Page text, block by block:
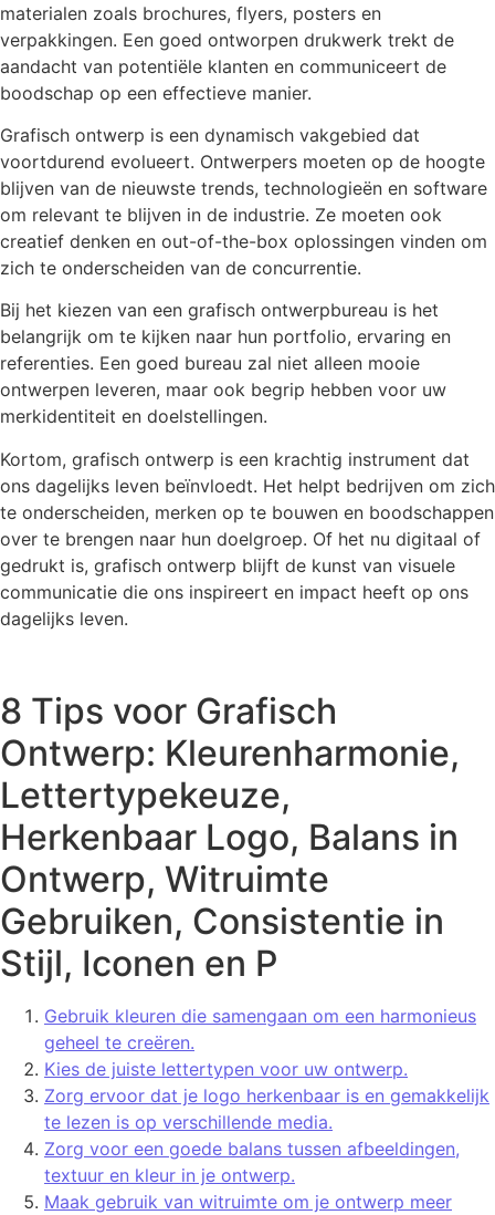
materialen zoals brochures, flyers, posters en
verpakkingen. Een goed ontworpen drukwerk trekt de
aandacht van potentiële klanten en communiceert de
boodschap op een effectieve manier.
Grafisch ontwerp is een dynamisch vakgebied dat
voortdurend evolueert. Ontwerpers moeten op de hoogte
blijven van de nieuwste trends, technologieën en software
om relevant te blijven in de industrie. Ze moeten ook
creatief denken en out-of-the-box oplossingen vinden om
zich te onderscheiden van de concurrentie.
Bij het kiezen van een grafisch ontwerpbureau is het
belangrijk om te kijken naar hun portfolio, ervaring en
referenties. Een goed bureau zal niet alleen mooie
ontwerpen leveren, maar ook begrip hebben voor uw
merkidentiteit en doelstellingen.
Kortom, grafisch ontwerp is een krachtig instrument dat
ons dagelijks leven beïnvloedt. Het helpt bedrijven om zich
te onderscheiden, merken op te bouwen en boodschappen
over te brengen naar hun doelgroep. Of het nu digitaal of
gedrukt is, grafisch ontwerp blijft de kunst van visuele
communicatie die ons inspireert en impact heeft op ons
dagelijks leven.
8 Tips voor Grafisch
Ontwerp: Kleurenharmonie,
Lettertypekeuze,
Herkenbaar Logo, Balans in
Ontwerp, Witruimte
Gebruiken, Consistentie in
Stijl, Iconen en P
Gebruik kleuren die samengaan om een harmonieus
geheel te creëren.
Kies de juiste lettertypen voor uw ontwerp.
Zorg ervoor dat je logo herkenbaar is en gemakkelijk
te lezen is op verschillende media.
Zorg voor een goede balans tussen afbeeldingen,
textuur en kleur in je ontwerp.
Maak gebruik van witruimte om je ontwerp meer